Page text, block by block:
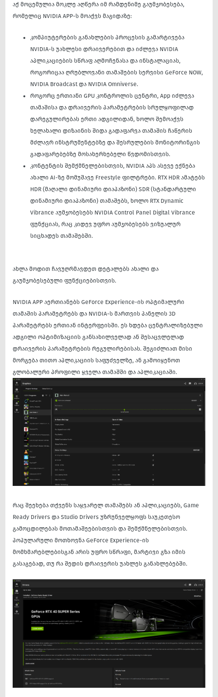
აქ მოცემულია მოკლე აღწერა იმ რამდენიმე გაუმჯობესება,
რომელიც NVIDIA APP-ს მოაქვს მაგიდაზე:
კომპიუტერების განახლების პროცესის გამარტივება
NVIDIA-ს უახლესი დრაივერებით და იძლევა NVIDIA
აპლიკაციების სწრაფ აღმოჩენასა და ინსტალაციას,
როგორიცაა ღრუბლოვანი თამაშების სერვისი GeForce NOW,
NVIDIA Broadcast და NVIDIA Omniverse.
როგორც ერთიანი GPU კონტროლის ცენტრი, App იძლევა
თამაშისა და დრაივერის პარამეტრების სრულყოფილად
დარეგულირებას ერთი ადგილიდან, ხოლო შემოაქვს
ხელახალი დიზაინის შიდა გადაფარვა თამაშის ჩაწერის
მძლავრ ინსტრუმენტებზე და შესრულების მონიტორინგის
გადაფარებებზე მოსახერხებელი წვდომისთვის.
კონტენტის შემქმნელებისთვის, NVIDIA აპს ასევე ექნება
ახალი AI-ზე მომუშავე Freestyle ფილტრები. RTX HDR ამატებს
HDR (მაღალი დინამიური დიაპაზონი) SDR (სტანდარტული
დინამიური დიაპაზონი) თამაშებს, ხოლო RTX Dynamic
Vibrance აუმჯობესებს NVIDIA Control Panel Digital Vibrance
ფუნქციას, რაც კიდევ უფრო აუმჯობესებს ვიზუალურ
სიცხადეს თამაშებში.
ახლა მოდით ჩავუღრმავდეთ დეტალებს ახალი და
გაუმჯობესებული ფუნქციებისთვის.
NVIDIA APP აერთიანებს GeForce Experience-ის ოპტიმალური
თამაშის პარამეტრებს და NVIDIA-ს მართვის პანელის 3D
პარამეტრებს ერთიან ინტერფეისში. ეს ხდება ცენტრალიზებული
ადგილი ოპტიმიზაციის განსახილველად ან შესაცვლელად
დრაივერის პარამეტრების რეგულირებისას. შეგიძლიათ მისი
მორგება თითო აპლიკაციის საფუძველზე, ან გამოიყენოთ
გლობალური პროფილი ყველა თამაშში და აპლიკაციაში.
რაც შეეხება თქვენს საყვარელ თამაშებს ან აპლიკაციებს, Game
Ready Drivers და Studio Drivers უზრუნველყოფს საუკეთესო
გამოცდილებას მოთამაშეებისთვის და შემქმნელებისთვის.
პოპულარული მოთხოვნა GeForce Experience-ის
მომხმარებლებისგან არის უფრო სწრაფი, მარტივი გზა იმის
გასაგებად, თუ რა შედის დრაივერის უახლეს განახლებებში.